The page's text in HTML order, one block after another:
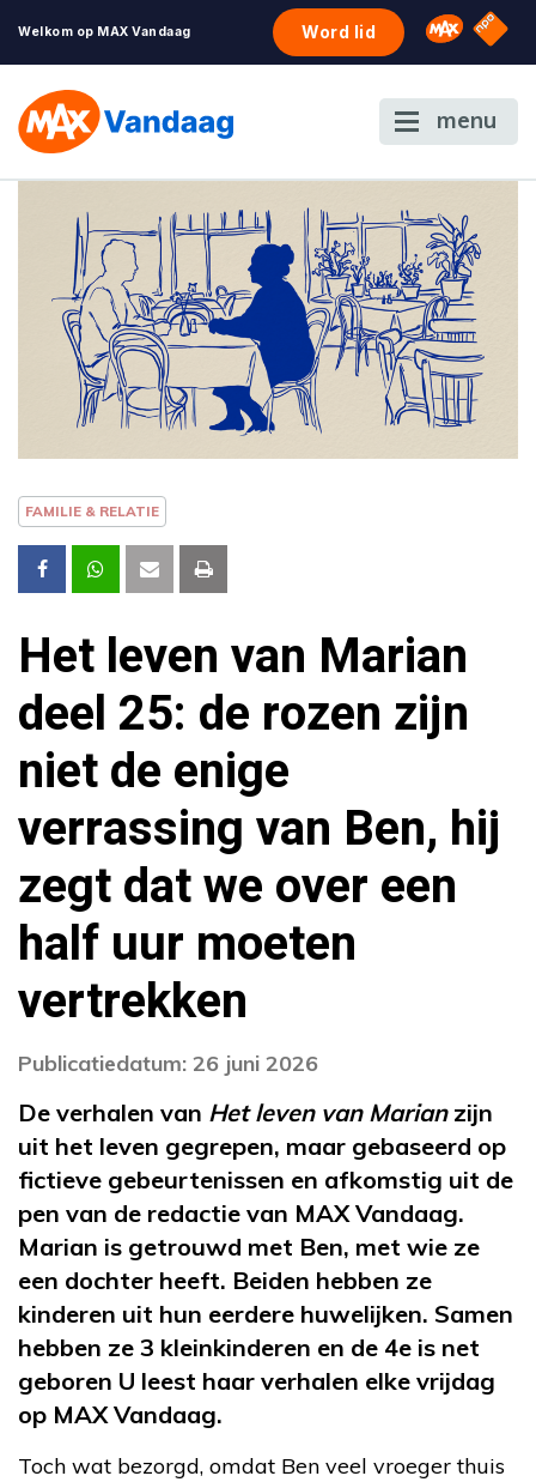
Welkom op MAX Vandaag Word lid Omroep
NPO
menu
FAMILIE & RELATIE
Het leven van Marian
deel 25: de rozen zijn
niet de enige
verrassing van Ben, hij
zegt dat we over een
half uur moeten
vertrekken
Publicatiedatum: 26 juni 2026
De verhalen van Het leven van Marianzijn
uit het leven gegrepen, maar gebaseerd op
fictieve gebeurtenissen en afkomstig uit de
pen van de redactie van MAX Vandaag.
Marian is getrouwd met Ben, met wie ze
een dochter heeft. Beiden hebben ze
kinderen uit hun eerdere huwelijken. Samen
hebben ze 3 kleinkinderen en de 4e is net
geboren U leest haar verhalen elke vrijdag
op MAX Vandaag.
Toch wat bezorgd, omdat Ben veel vroeger thuis